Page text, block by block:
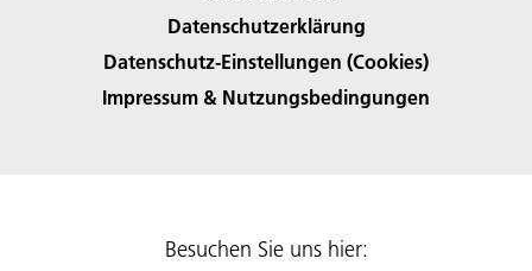
Datenschutzerklärung
Datenschutz-Einstellungen (Cookies)
Impressum & Nutzungsbedingungen
Besuchen Sie uns hier: